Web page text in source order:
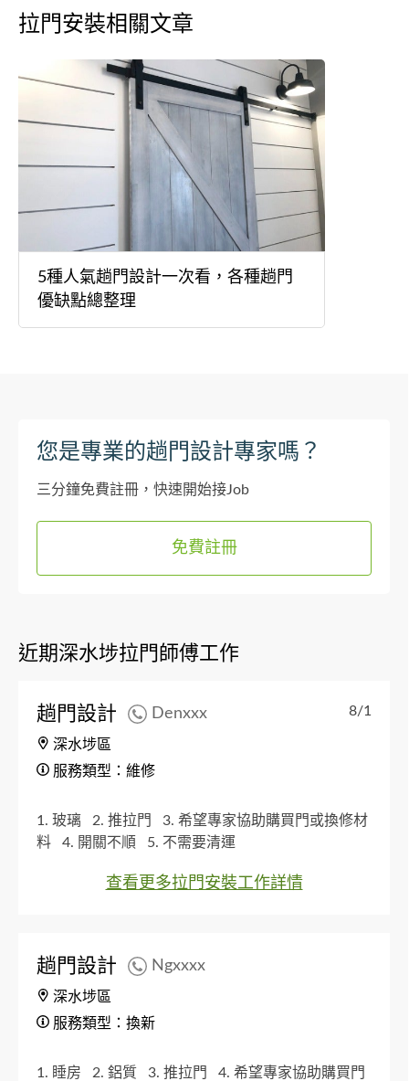
拉門安裝相關文章
5種人氣趟門設計一次看，各種趟門
優缺點總整理
您是專業的趟門設計專家嗎？
三分鐘免費註冊，快速開始接Job
免費註冊
近期深水埗拉門師傅工作
趟門設計 Denxxx
深水埗區
服務類型：維修
8/1
1. 玻璃 2. 推拉門
3. 希望專家協助購買門或換修材
料
4. 開關不順 5. 不需要清運
查看更多拉門安裝工作詳情
趟門設計 Ngxxxx
深水埗區
服務類型：換新
1. 睡房 2. 鋁質 3. 推拉門
4. 希望專家協助購買門